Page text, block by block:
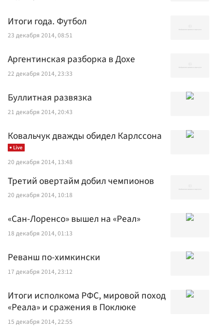
Итоги года. Футбол
23 декабря 2014, 08:51
Аргентинская разборка в Дохе
22 декабря 2014, 23:33
Буллитная развязка
21 декабря 2014, 20:43
Ковальчук дважды обидел Карлссона
20 декабря 2014, 13:48
Третий овертайм добил чемпионов
20 декабря 2014, 10:18
«Сан-Лоренсо» вышел на «Реал»
18 декабря 2014, 01:13
Реванш по-химкински
17 декабря 2014, 23:12
Итоги исполкома РФС, мировой поход
«Реала» и сражения в Поклюке
15 декабря 2014, 22:55